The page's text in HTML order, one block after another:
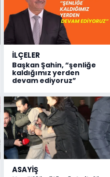
İLÇELER
Başkan Şahin, “şenliğe
kaldığımız yerden
devam ediyoruz”
ASAYİŞ